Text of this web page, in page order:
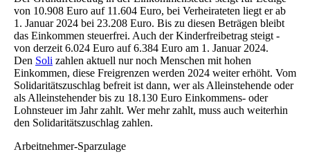
von 10.908 Euro auf 11.604 Euro, bei Verheirateten liegt er ab
1. Januar 2024 bei 23.208 Euro. Bis zu diesen Beträgen bleibt
das Einkommen steuerfrei. Auch der Kinderfreibetrag steigt -
von derzeit 6.024 Euro auf 6.384 Euro am 1. Januar 2024.
Den Soli zahlen aktuell nur noch Menschen mit hohen
Einkommen, diese Freigrenzen werden 2024 weiter erhöht. Vom
Solidaritätszuschlag befreit ist dann, wer als Alleinstehende oder
als Alleinstehender bis zu 18.130 Euro Einkommens- oder
Lohnsteuer im Jahr zahlt. Wer mehr zahlt, muss auch weiterhin
den Solidaritätszuschlag zahlen.
Arbeitnehmer-Sparzulage